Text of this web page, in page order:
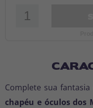
Complete sua
chapéu e óculos dos